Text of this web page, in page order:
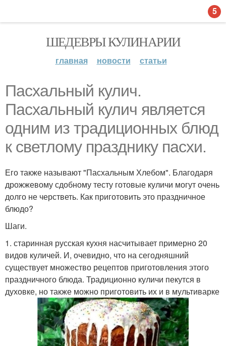
ШЕДЕВРЫ КУЛИНАРИИ
главная новости статьи
Пасхальный кулич.
Пасхальный кулич является
одним из традиционных блюд
к светлому празднику пасхи.
Его также называют "Пасхальным Хлебом". Благодаря
дрожжевому сдобному тесту готовые куличи могут очень
долго не черстветь. Как приготовить это праздничное
блюдо?
Шаги.
1. старинная русская кухня насчитывает примерно 20
видов куличей. И, очевидно, что на сегодняшний
существует множество рецептов приготовления этого
праздничного блюда. Традиционно куличи пекутся в
духовке, но также можно приготовить их и в мультиварке
5